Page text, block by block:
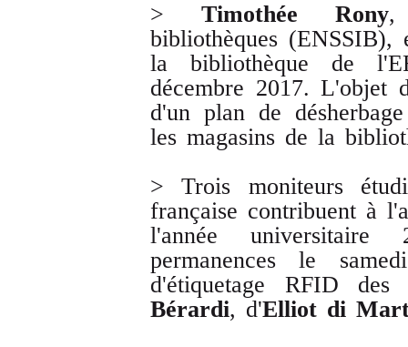
> Timothée Rony,
bibliothèques
la bibliothèque de
décembre 2017. L'objet
d'un plan de
les magasins de la
> Trois moniteurs
française contribuent à
l'année universitaire
permanences le
d'étiquetage RFID
Bérardi, d'Elliot di